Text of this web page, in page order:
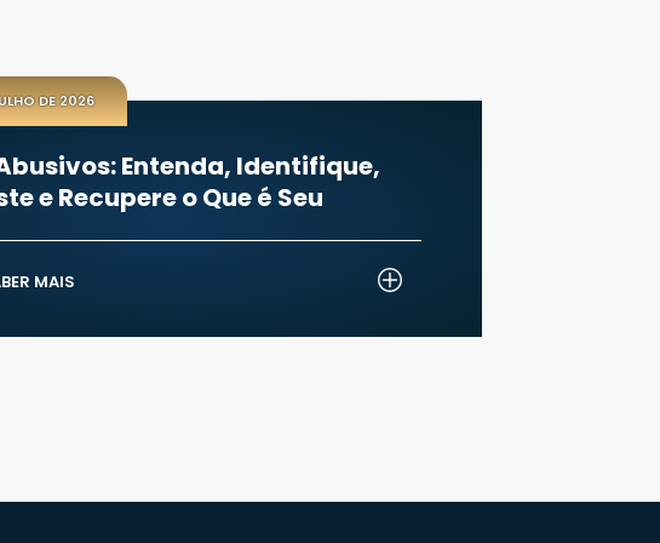
24 DE JULHO DE 2026
Dê o primeiro passo no seu inventário
com a orientação de especialistas.